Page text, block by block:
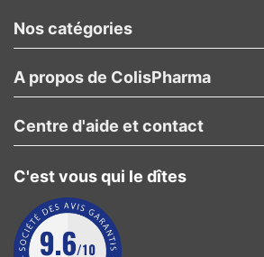
Nos catégories
A propos de ColisPharma
C'est vous qui le dîtes
Centre d'aide et contact